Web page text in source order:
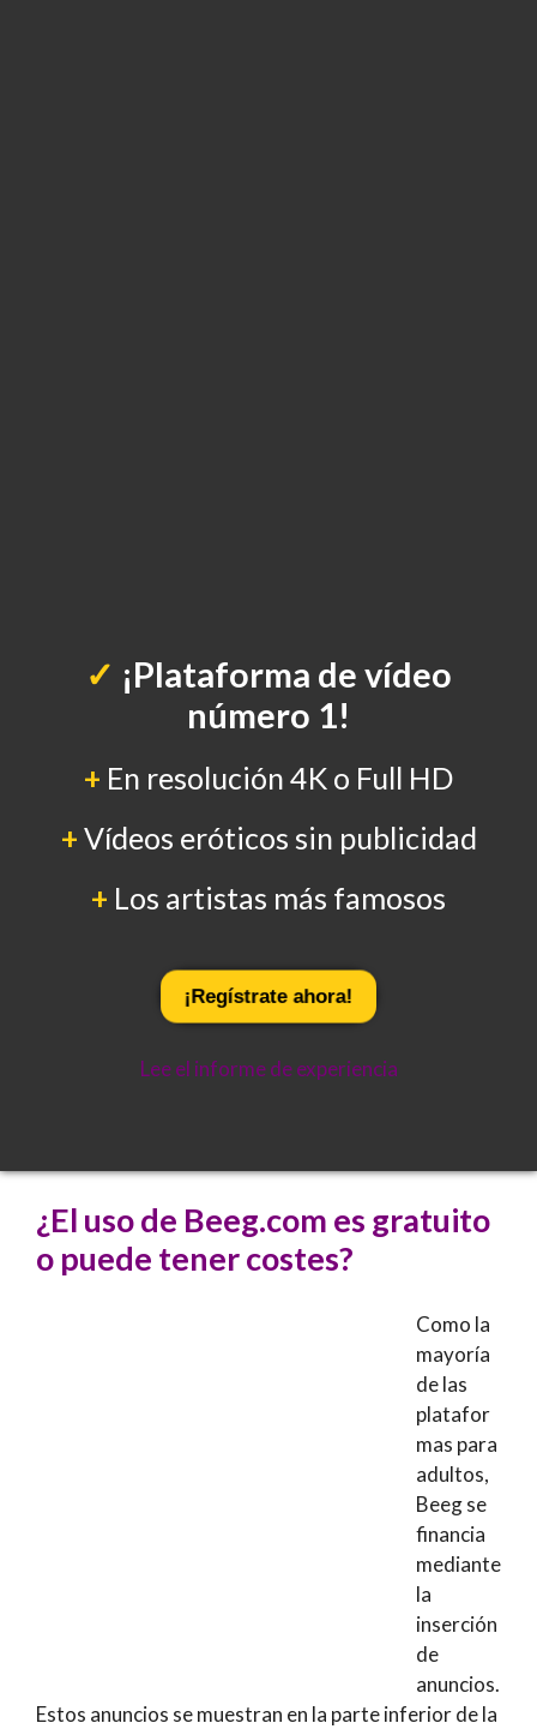
✓ ¡Plataforma de vídeo
número 1!
+ En resolución 4K o Full HD
+ Vídeos eróticos sin publicidad
+ Los artistas más famosos
¡Regístrate ahora!
Lee el informe de experiencia
¿El uso de Beeg.com es gratuito
o puede tener costes?
Como la
mayoría
de las
platafor
mas para
adultos,
Beeg se
financia
mediante
la
inserción
de
anuncios.
Estos anuncios se muestran en la parte inferior de la